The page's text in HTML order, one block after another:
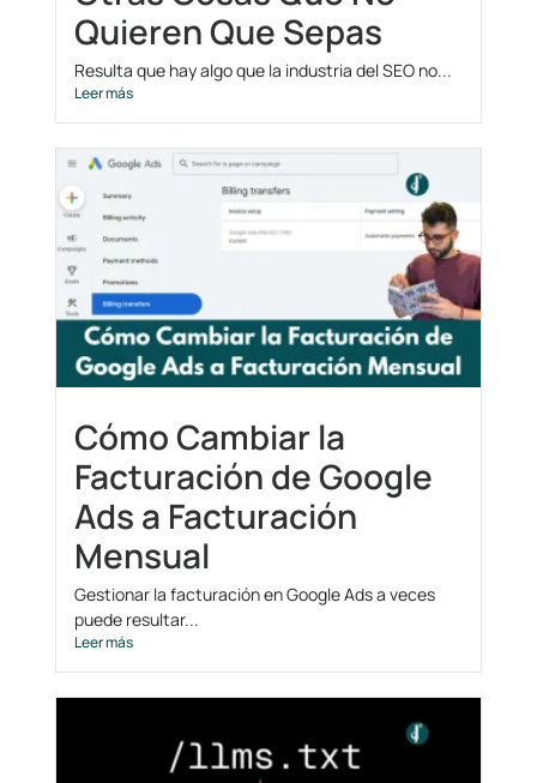
Quieren Que Sepas
Resulta que hay algo que la industria del SEO no...
Leer más
Cómo Cambiar la
Facturación de Google
Ads a Facturación
Mensual
Gestionar la facturación en Google Ads a veces
puede resultar...
Leer más